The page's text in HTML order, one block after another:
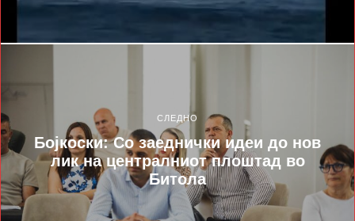
СЛЕДНО
Бојкоски: Со заеднички идеи до нов
лик на централниот плоштад во
Битола